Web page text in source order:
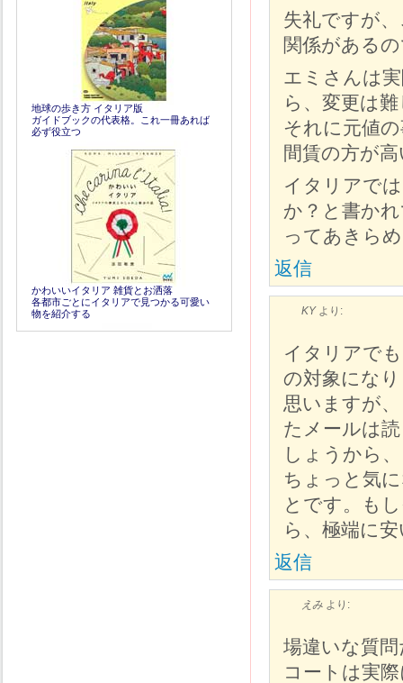
失礼ですが
関係がある
エミさんは
ら、変更は
それに元値
間賃の方が
イタリアで
か？と書か
ってあきら
返信
KY より:
イタリアで
の対象にな
思いますが
たメールは
しょうから
ちょっと気
とです。も
ら、極端に
返信
えみ より:
場違いな質
コートは実
地球の歩き方 イタリア版
ガイドブックの代表格。これ一冊あれば
必ず役立つ
かわいいイタリア 雑貨とお洒落
各都市ごとにイタリアで見つかる可愛い
物を紹介する